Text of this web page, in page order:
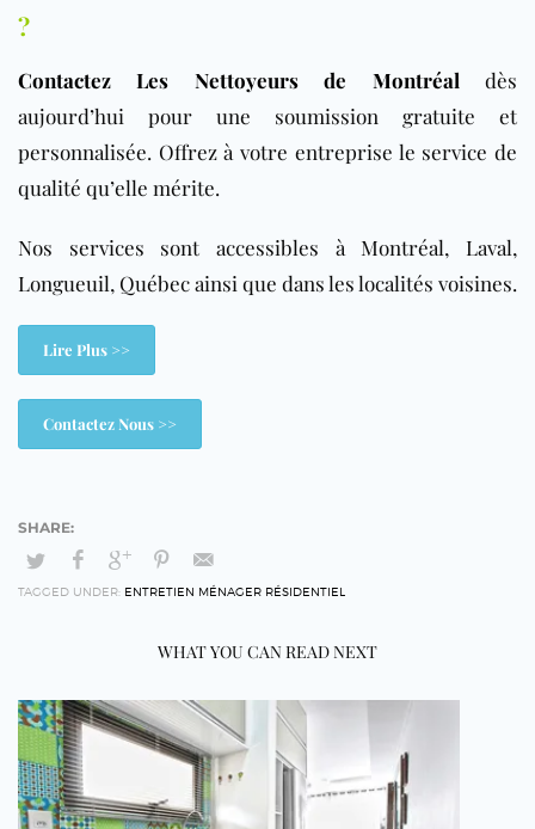
?
Contactez Les Nettoyeurs de Montréal dès
aujourd’hui pour une soumission gratuite et
personnalisée. Offrez à votre entreprise le service de
qualité qu’elle mérite.
Nos services sont accessibles à Montréal, Laval,
Longueuil, Québec ainsi que dans les localités voisines.
Lire Plus >>
Contactez Nous >>
TAGGED UNDER: ENTRETIEN MÉNAGER RÉSIDENTIEL
WHAT YOU CAN READ NEXT